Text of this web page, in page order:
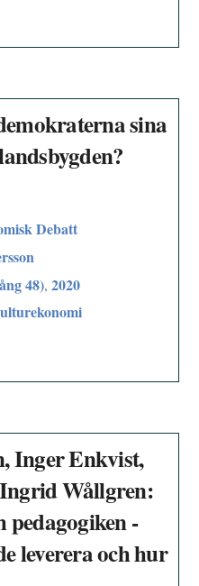
sina
Debatt
48),2020
Inger Enkvist,
Wållgren:
pedagogiken -
leverera och hur